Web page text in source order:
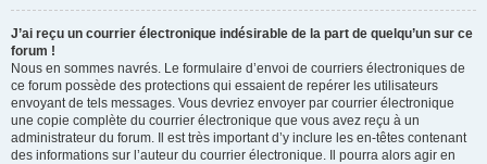
J’ai reçu un courrier électronique indésirable de la part de quelqu’un sur ce
forum !
Nous en sommes navrés. Le formulaire d’envoi de courriers électroniques de
ce forum possède des protections qui essaient de repérer les utilisateurs
envoyant de tels messages. Vous devriez envoyer par courrier électronique
une copie complète du courrier électronique que vous avez reçu à un
administrateur du forum. Il est très important d’y inclure les en-têtes contenant
des informations sur l’auteur du courrier électronique. Il pourra alors agir en